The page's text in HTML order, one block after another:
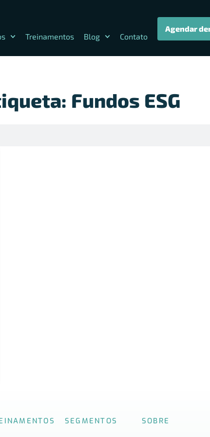
Treinamentos Blog Contato
Agendar
Fundos ESG
SEGMENTOS SOBRE